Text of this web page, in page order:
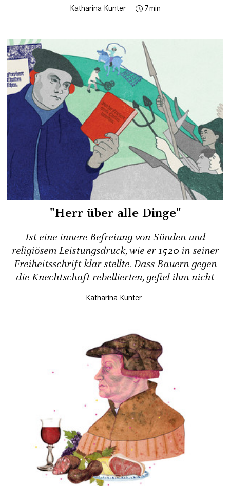
Katharina Kunter 7
"Herr über alle Dinge"
Ist eine innere Befreiung von Sünden und
religiösem Leistungsdruck, wie er 1520 in seiner
Freiheitsschrift klar stellte. Dass Bauern gegen
die Knechtschaft rebellierten, gefiel ihm nicht
Katharina Kunter